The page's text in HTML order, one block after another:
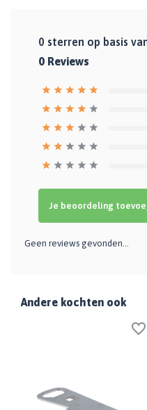
0 sterren op basis
0 Reviews
Je beoordeling
Geen reviews gevonden...
Andere kochten ook